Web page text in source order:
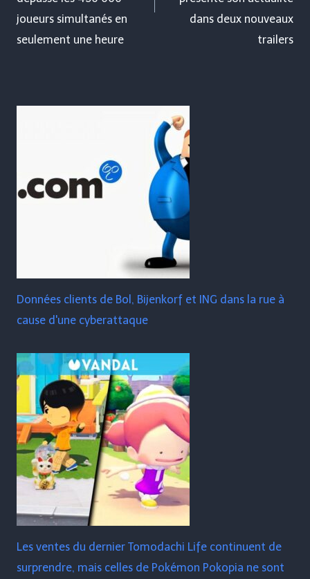
joueurs simultanés en
seulement une heure
dans deux nouveaux
trailers
Données clients de Bol, Bijenkorf et ING dans la rue à
cause d'une cyberattaque
Les ventes du dernier Tomodachi Life continuent de
surprendre, mais celles de Pokémon Pokopia ne sont